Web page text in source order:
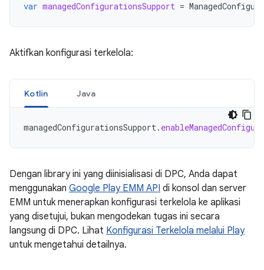
var managedConfigurationsSupport =
Aktifkan konfigurasi terkelola:
Kotlin Java
managedConfigurationsSupport.
Dengan library ini yang diinisialisasi di DPC, Anda dapat
menggunakan Google Play EMM API di konsol dan server
EMM untuk menerapkan konfigurasi terkelola ke aplikasi
yang disetujui, bukan mengodekan tugas ini secara
langsung di DPC. Lihat Konfigurasi Terkelola melalui Play
untuk mengetahui detailnya.